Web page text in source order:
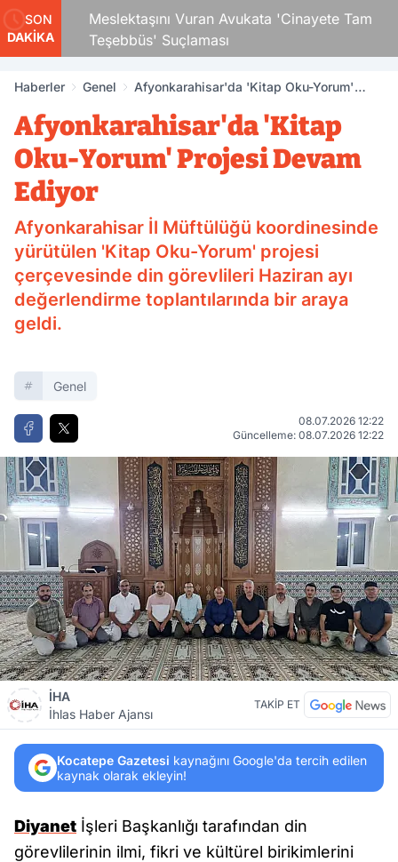
SON
DAKİKA
Meslektaşını Vuran Avukata 'Cinayete Tam
Teşebbüs' Suçlaması
Haberler Genel
Afyonkarahisar'da 'Kitap Oku-Yorum'
Afyonkarahisar'da 'Kitap
Oku-Yorum' Projesi Devam
Ediyor
Afyonkarahisar İl Müftülüğü koordinesinde
yürütülen 'Kitap Oku-Yorum' projesi
çerçevesinde din görevlileri Haziran ayı
değerlendirme toplantılarında bir araya
geldi.
Genel
08.07.2026 12:22
Güncelleme: 08.07.2026 12:22
İHA
İhlas Haber Ajansı
TAKİP ET
Kocatepe Gazetesi kaynağını Google'da tercih edilen
kaynak olarak ekleyin!
Diyanet İşleri Başkanlığı tarafından din
görevlilerinin ilmi, fikri ve kültürel birikimlerini